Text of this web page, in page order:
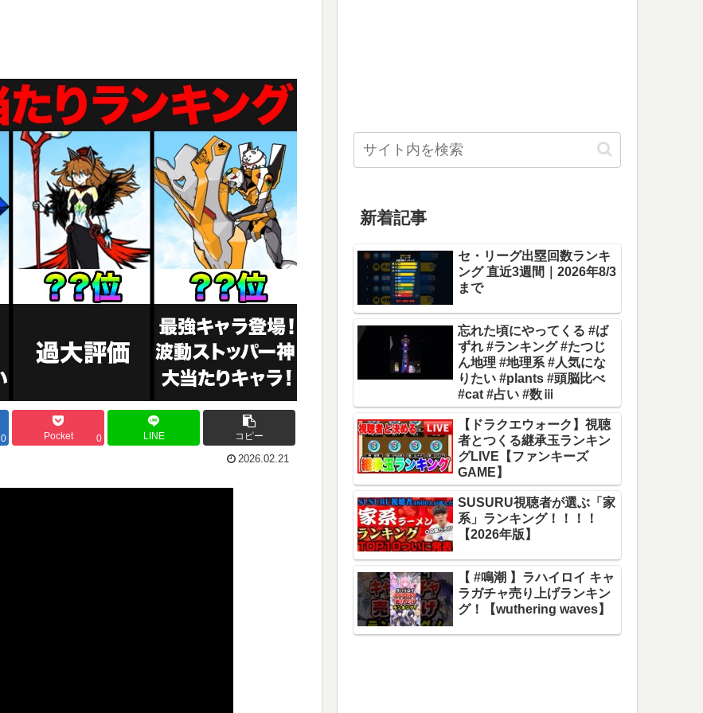
0 Pocket 0 LINE コピー
2026.02.21
新着記事
セ・リーグ出塁回数ランキ
ング 直近3週間｜2026年8/3
まで
忘れた頃にやってくる #ば
ずれ #ランキング #たつじ
ん地理 #地理系 #人気にな
りたい #plants #頭脳比べ
#cat #占い #数ⅲ
【ドラクエウォーク】視聴
者とつくる継承玉ランキン
グLIVE【ファンキーズ
GAME】
SUSURU視聴者が選ぶ「家
系」ランキング！！！！
【2026年版】
【 #鳴潮 】ラハイロイ キャ
ラガチャ売り上げランキン
グ！【wuthering waves】